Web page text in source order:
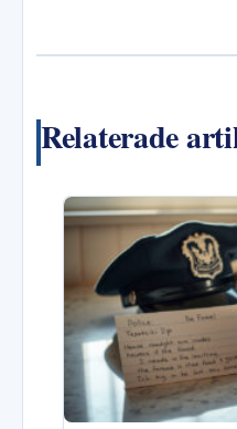
Relaterade